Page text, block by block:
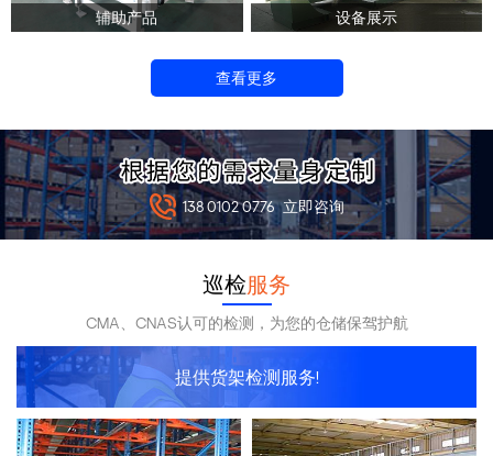
辅助产品 设备展示
查看更多
138 0102 0776 立即咨询
巡检服务
CMA、CNAS认可的检测，为您的仓储保驾护航
提供货架检测服务!